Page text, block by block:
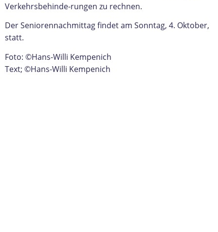
Verkehrsbehinde-rungen zu rechnen.
Der Seniorennachmittag findet am Sonntag, 4. Oktober,
statt.
Foto: ©Hans-Willi Kempenich
Text; ©Hans-Willi Kempenich